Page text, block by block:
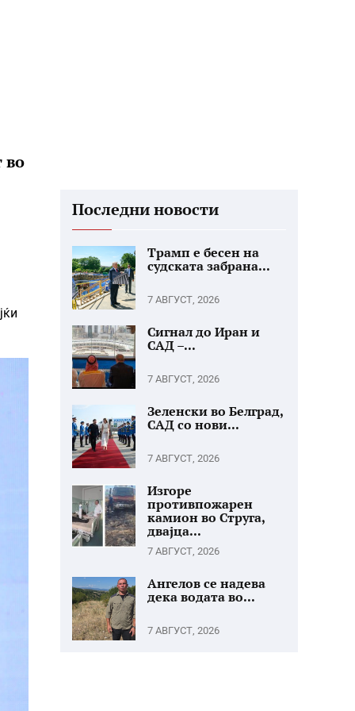
во
Последни новости
Трамп е бесен на
судската забрана...
7 АВГУСТ, 2026
Сигнал до Иран и
САД –...
7 АВГУСТ, 2026
Зеленски во Белград,
САД со нови...
7 АВГУСТ, 2026
Изгоре
противпожарен
камион во Струга,
двајца...
7 АВГУСТ, 2026
Ангелов се надева
дека водата во...
7 АВГУСТ, 2026